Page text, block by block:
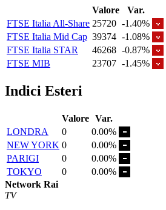
Valore
Var.
FTSE Italia All-Share 25720 -1.40%
FTSE Italia Mid Cap 39374 -1.08%
FTSE Italia STAR
46268 -0.87%
FTSE MIB
23707 -1.45%
Indici Esteri
Valore Var.
LONDRA
0
0.00%
NEW YORK 0
0.00%
PARIGI
0
0.00%
TOKYO
0
0.00%
Network Rai
TV